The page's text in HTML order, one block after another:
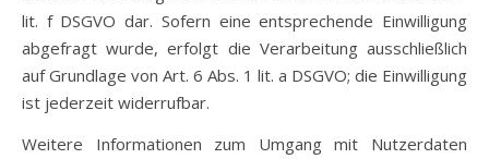
lit. f DSGVO dar. Sofern eine entsprechende Einwilligung
abgefragt wurde, erfolgt die Verarbeitung ausschließlich
auf Grundlage von Art. 6 Abs. 1 lit. a DSGVO; die Einwilligung
ist jederzeit widerrufbar.
Weitere Informationen zum Umgang mit Nutzerdaten